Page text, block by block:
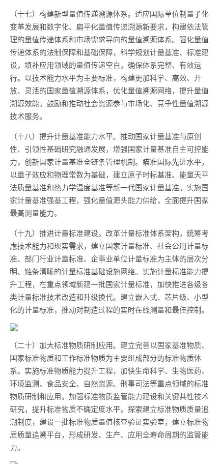
（十七）构建新型量值传递溯源体系。适应国际单位制量子化
变革发展和数字化、扁平化量值传递溯源新要求，构建依法管
理的量值传递体系和市场需求导向的量值溯源体系。强化量值
传递体系的法制保障和基础保障，科学规划计量基准、标准建
设，填补应用领域的量值传递空白，确保体系完整、有效运
行。以技术能力水平为主要标准，构建更加科学、高效、开
放、灵活的国家量值溯源体系，优化量值溯源网络，提升量值
溯源效能。鼓励和推动社会资源参与市场化、竞争性量值溯源
技术服务。
（十八）提升计量基准能力水平。推动国家计量基准与原创
性、引领性基础研究融通发展，增强国家计量基准自主可控能
力，创新国家计量基准全链条管理机制。瞄准国际先进水平，
以量子效应和物理常数为基础，建立原子时标基准、能量天平
法质量基准和热力学温度基准等新一代国家计量基准。实施国
家计量基准强基工程，强化量值源头能力供给，全面提升国家
最高测量能力。
（十九）推进计量标准建设。改革计量标准体系架构，统筹考
虑技术能力和现实需求，建立国家计量标准、社会公用计量标
准、部门行业计量标准、企事业单位计量标准为主体的层次分
明、链条清晰的计量标准基础设施网络。实施计量标准能力提
升工程，在重点领域新建一批国家计量标准，加快推进各级各
类计量标准技术改造和升级换代。建立嵌入式、芯片级、小型
化的计量标准，推动对制造过程的实时在线测量和最佳控制。
（二十）加大标准物质研制应用。建立完善以国家基准物质、
国家标准物质和工作标准物质为主要组成部分的标准物质体
系。实施标准物质能力提升工程，加快生命科学、生物医药、
环境监测、食品安全、自然资源、刑事司法等重点领域的标准
物质研制和应用。加强标准物质监管能力建设和关键共性技术
研究，提升标准物质不确定度水平。探索建立标准物质质量追
溯制度，建设一批标准物质量值核查验证实验室，建立标准物
质质量追溯平台，形成研发、生产、应用全寿命周期的监管能
力。